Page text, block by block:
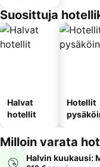
Suosittuja
Halvat
hotellit
Hotellit
Milloin varata
Halvin kuukausi: